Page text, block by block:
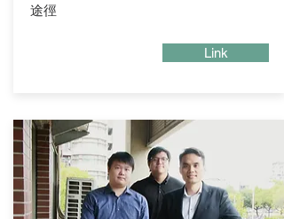
途徑
Link